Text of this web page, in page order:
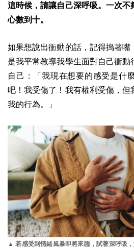
這時候，請讓自己深呼吸。一次不
心數到十。
如果想說出衝動的話，記得摀著嘴
是我平常教導我學生面對自己衝動
自己：「我現在想要的感受是什
吧！我受傷了！我有權利受傷，
我的行為。」
▲ 若感受到情緒風暴即將來臨，試著深呼吸